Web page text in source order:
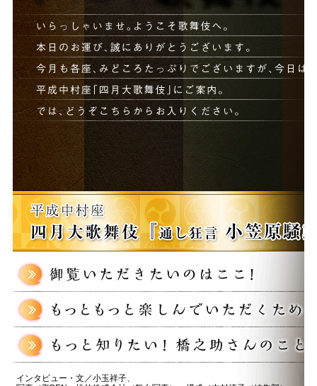
インタビュー・文／小玉祥子、